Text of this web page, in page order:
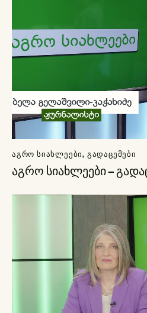
ᲐᲒᲠᲝ ᲡᲘᲐᲮᲚᲔᲔᲑᲘ, ᲒᲐᲓᲐᲪᲔᲛᲔᲑᲘ
აგრო სიახლეები –